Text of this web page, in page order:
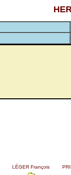
LÉGER François